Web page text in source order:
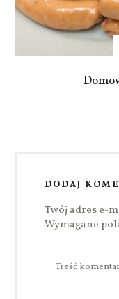
DODAJ
Twój adres e-
Wymagane